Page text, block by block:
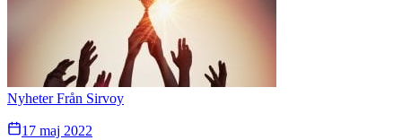
Nyheter Från Sirvoy
17 maj 2022